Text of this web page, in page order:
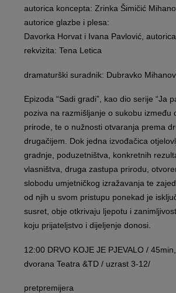
autorica koncepta: Zrinka Šimičić
autorice glazbe i plesa:
Davorka Horvat i Ivana Pavlović,
rekvizita: Tena Letica
dramaturški suradnik: Dubravko
Epizoda “Sadi gradi”, kao dio serije “Ja
poziva na razmišljanje o sukobu između
prirode, te o nužnosti otvaranja prema
drugačijem. Dok jedna izvođačica
gradnje, poduzetništva, konkretnih
vlasništva, druga zastupa prirodu,
slobodu umjetničkog izražavanja te
od njih u svom pristupu ponekad je
susret, obje otkrivaju ljepotu i
koju prijateljstvo i dijeljenje donosi.
12:00 DRVO KOJE JE PJEVALO /
dvorana Teatra &TD / uzrast 3-12/
pretpremijera